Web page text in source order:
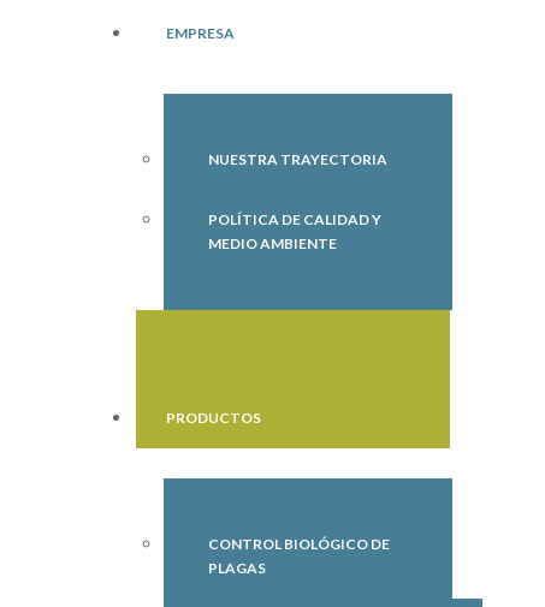
EMPRESA
NUESTRA TRAYECTORIA
POLÍTICA DE CALIDAD Y
MEDIO AMBIENTE
PRODUCTOS
CONTROL BIOLÓGICO DE
PLAGAS